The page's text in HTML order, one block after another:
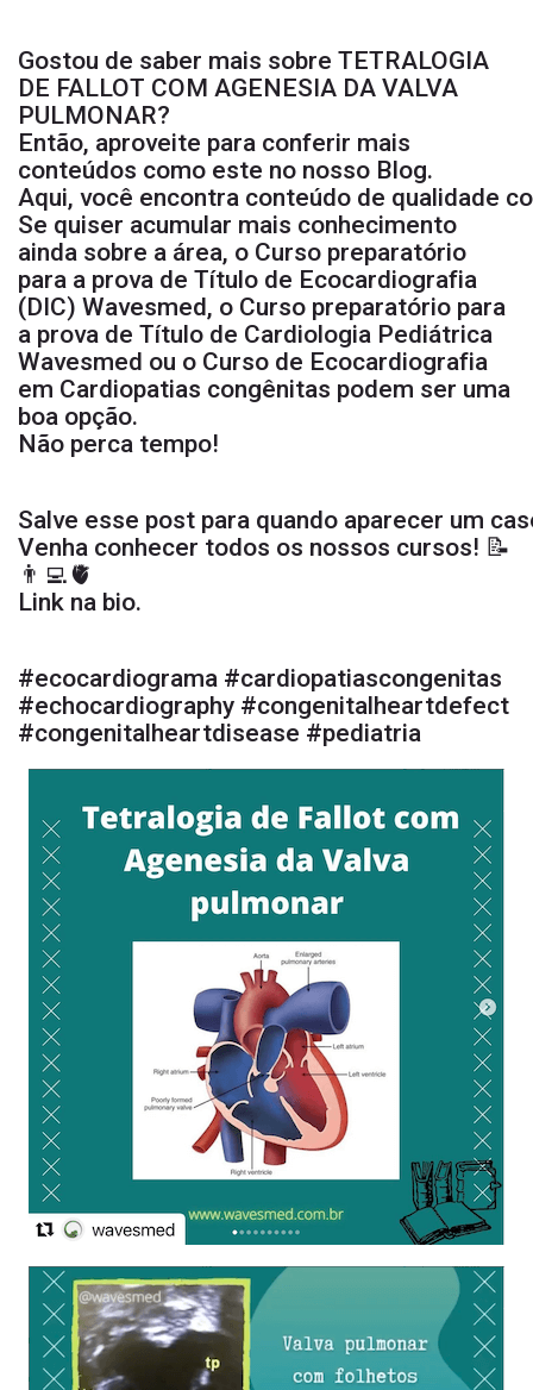
Gostou de saber mais sobre TETRALOGIA
DE FALLOT COM AGENESIA DA VALVA
PULMONAR?
Então, aproveite para conferir mais
conteúdos como este no nosso Blog.
Aqui, você encontra conteúdo de qualidade
Se quiser acumular mais conhecimento
ainda sobre a área, o Curso preparatório
para a prova de Título de Ecocardiografia
(DIC) Wavesmed, o Curso preparatório para
a prova de Título de Cardiologia Pediátrica
Wavesmed ou o Curso de Ecocardiografia
em Cardiopatias congênitas podem ser uma
boa opção.
Não perca tempo!
Salve esse post para quando aparecer um
Venha conhecer todos os nossos cursos! 📝
👨‍💻🫀
Link na bio.
#ecocardiograma #cardiopatiascongenitas
#echocardiography #congenitalheartdefect
#congenitalheartdisease #pediatria